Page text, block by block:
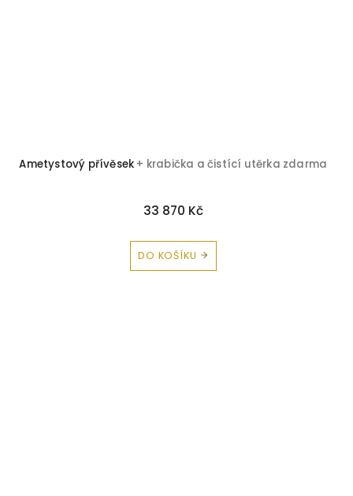
Ametystový přívěsek + krabička a čistící utěrka zdarma
33 870 Kč
DO KOŠÍKU